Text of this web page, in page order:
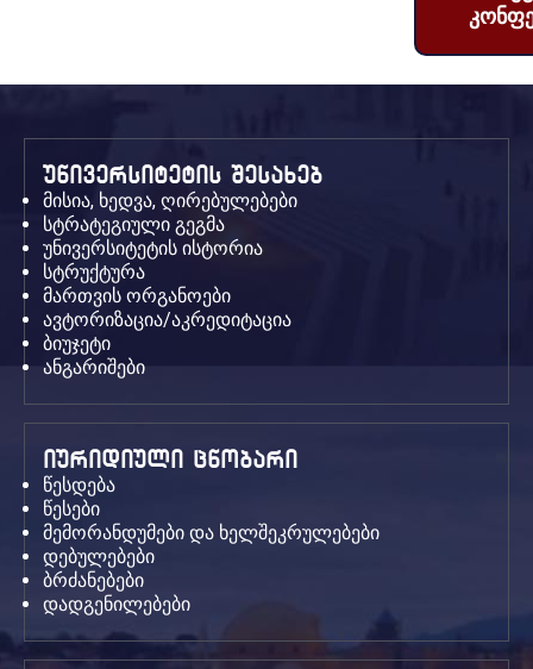
უნივერსიტეტის შესახებ
მისია, ხედვა, ღირებულებები
სტრატეგიული გეგმა
უნივერსიტეტის ისტორია
სტრუქტურა
მართვის ორგანოები
ავტორიზაცია/აკრედიტაცია
ბიუჯეტი
ანგარიშები
იურიდიული ცნობარი
წესდება
წესები
მემორანდუმები და ხელშეკრულებები
დებულებები
ბრძანებები
დადგენილებები